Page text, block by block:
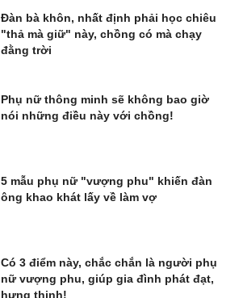
Đàn bà khôn, nhất định phải học chiêu
"thả mà giữ" này, chồng có mà chạy
đằng trời
Phụ nữ thông minh sẽ không bao giờ
nói những điều này với chồng!
5 mẫu phụ nữ "vượng phu" khiến đàn
ông khao khát lấy về làm vợ
Có 3 điểm này, chắc chắn là người phụ
nữ vượng phu, giúp gia đình phát đạt,
hưng thịnh!